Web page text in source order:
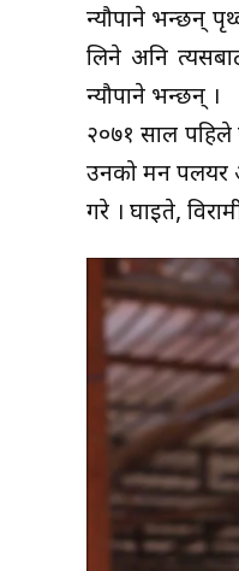
न्यौपाने भन्छन्
लिने अनि
न्यौपाने भन्छन् ।
२०७१ साल पहिले
उनको मन पलयर
गरे । घाइते,